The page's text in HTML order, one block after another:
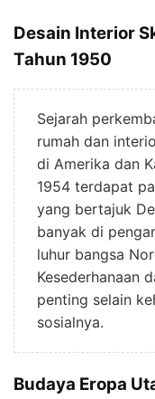
Desain Interior
Tahun 1950
Sejarah
rumah dan
di Amerika dan
1954 terdapat
yang bertajuk
banyak di
luhur bangsa
Kesederhanaan
penting selain
sosialnya.
Budaya Eropa